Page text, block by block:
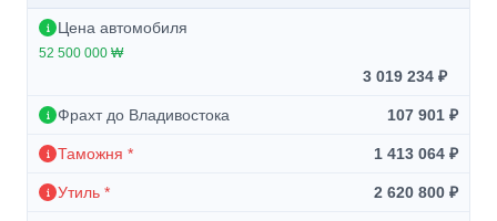
Цена автомобиля
52 500 000 ₩
3 019 234 ₽
Фрахт до Владивостока 107 901 ₽
Таможня * 1 413 064 ₽
Утиль * 2 620 800 ₽